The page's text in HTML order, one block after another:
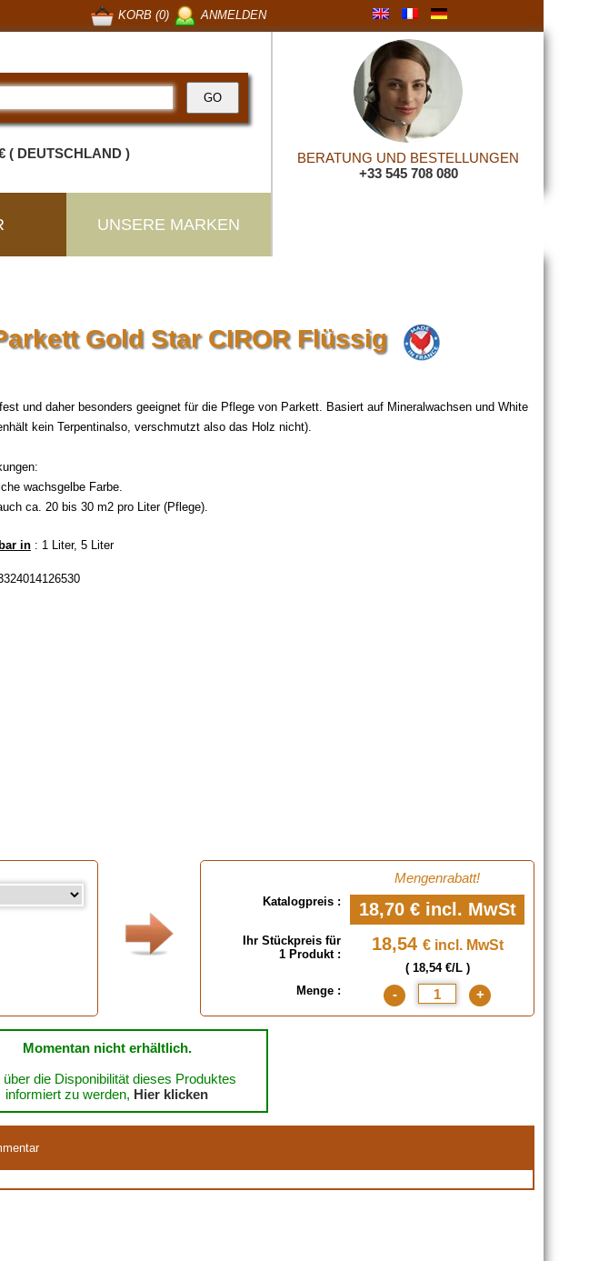
ANMELDEN
KORB (0)
( DEUTSCHLAND )
BERATUNG UND BESTELLUNGEN
+33 545 708 080
UNSERE MARKEN
Gold Star CIROR Flüssig
und daher besonders geeignet für die Pflege von Parkett. Basiert auf Mineralwachsen und White
kein Terpentinalso, verschmutzt also das Holz nicht).
wachsgelbe Farbe.
ca. 20 bis 30 m2 pro Liter (Pflege).
in : 1 Liter, 5 Liter
Mengenrabatt!
Katalogpreis : 18,70 € incl. MwSt
Ihr Stückpreis für
1 Produkt :
18,54 € incl. MwSt
( 18,54 €/L )
Menge :
- +
Momentan nicht erhältlich.
über die Disponibilität dieses Produktes
informiert zu werden, Hier klicken